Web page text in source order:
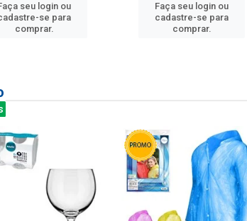
seu login ou
se para
comprar.
Faça seu login ou
cadastre-se para
comprar.